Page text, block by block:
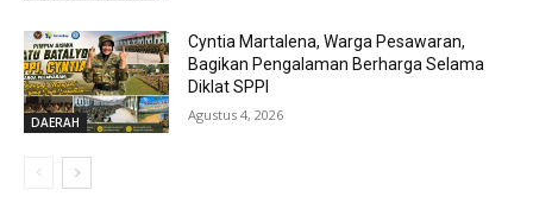
DAERAH
Cyntia Martalena, Warga Pesawaran,
Bagikan Pengalaman Berharga Selama
Diklat SPPI
Agustus 4, 2026